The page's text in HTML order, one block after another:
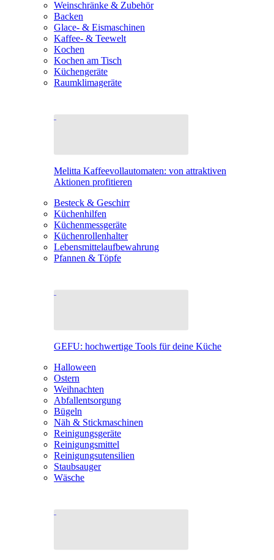
Weinschränke & Zubehör
Backen
Glace- & Eismaschinen
Kaffee- & Teewelt
Kochen
Kochen am Tisch
Küchengeräte
Raumklimageräte
Melitta Kaffeevollautomaten: von attraktiven
Aktionen profitieren
Besteck & Geschirr
Küchenhilfen
Küchenmessgeräte
Küchenrollenhalter
Lebensmittelaufbewahrung
Pfannen & Töpfe
GEFU: hochwertige Tools für deine Küche
Halloween
Ostern
Weihnachten
Abfallentsorgung
Bügeln
Näh & Stickmaschinen
Reinigungsgeräte
Reinigungsmittel
Reinigungsutensilien
Staubsauger
Wäsche